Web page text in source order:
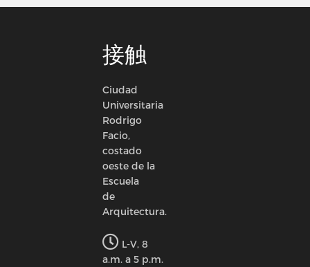
接触
Ciudad
Universitaria
Rodrigo
Facio,
costado
oeste de la
Escuela
de
Arquitectura.
L-V, 8
a.m. a 5 p.m.